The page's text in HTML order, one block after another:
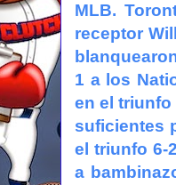
MLB.
receptor
1 a los
en el
suficientes
el triunfo 6-
a